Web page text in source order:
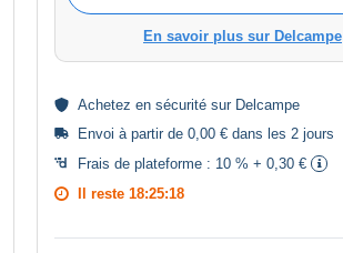
En savoir plus sur Delcampe
Achetez en sécurité sur Delcampe
Envoi à partir de 0,00 € dans les 2 jours
Frais de plateforme : 10 % + 0,30 €
Il reste 18:25:18